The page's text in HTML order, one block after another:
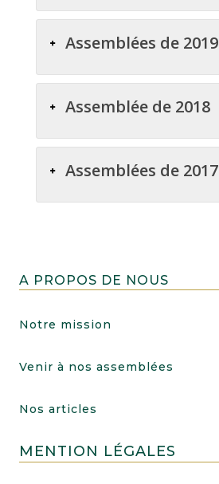
Assemblées de 2019
Assemblée de 2018
Assemblées de 2017
A PROPOS DE NOUS
Notre mission
Venir à nos assemblées
Nos articles
MENTION LÉGALES